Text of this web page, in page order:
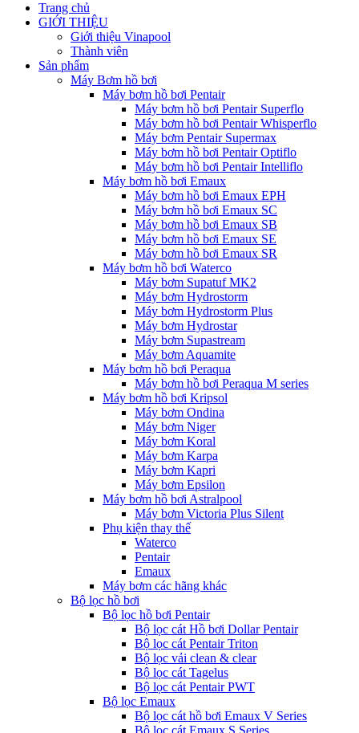
Trang chủ
GIỚI THIỆU
Giới thiệu Vinapool
Thành viên
Sản phẩm
Máy Bơm hồ bơi
Máy bơm hồ bơi Pentair
Máy bơm hồ bơi Pentair Superflo
Máy bơm hồ bơi Pentair Whisperflo
Máy bơm Pentair Supermax
Máy bơm hồ bơi Pentair Optiflo
Máy bơm hồ bơi Pentair Intelliflo
Máy bơm hồ bơi Emaux
Máy bơm hồ bơi Emaux EPH
Máy bơm hồ bơi Emaux SC
Máy bơm hồ bơi Emaux SB
Máy bơm hồ bơi Emaux SE
Máy bơm hồ bơi Emaux SR
Máy bơm hồ bơi Waterco
Máy bơm Supatuf MK2
Máy bơm Hydrostorm
Máy bơm Hydrostorm Plus
Máy bơm Hydrostar
Máy bơm Supastream
Máy bơm Aquamite
Máy bơm hồ bơi Peraqua
Máy bơm hồ bơi Peraqua M series
Máy bơm hồ bơi Kripsol
Máy bơm Ondina
Máy bơm Niger
Máy bơm Koral
Máy bơm Karpa
Máy bơm Kapri
Máy bơm Epsilon
Máy bơm hồ bơi Astralpool
Máy bơm Victoria Plus Silent
Phụ kiện thay thế
Waterco
Pentair
Emaux
Máy bơm các hãng khác
Bộ lọc hồ bơi
Bộ lọc hồ bơi Pentair
Bộ lọc cát Hồ bơi Dollar Pentair
Bộ lọc cát Pentair Triton
Bộ lọc vải clean & clear
Bộ lọc cát Tagelus
Bộ lọc cát Pentair PWT
Bộ lọc Emaux
Bộ lọc cát hồ bơi Emaux V Series
Bộ lọc cát Emaux S Series